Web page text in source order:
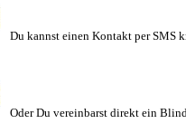
Du kannst einen Kontakt per SMS
Oder Du vereinbarst direkt ein